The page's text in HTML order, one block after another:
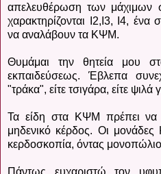
απελευθέρωση των μάχιμων
χαρακτηρίζονται Ι2,Ι3, Ι4,
να αναλάβουν τα ΚΨΜ.
Θυμάμαι την θητεία μου
εκπαιδεύσεως. Έβλεπα
"τράκα", είτε τσιγάρα, είτε
Τα είδη στα ΚΨΜ πρέπει να
μηδενικό κέρδος. Οι
κερδοσκοπία, όντας
Πάντως ευχαριστώ τον